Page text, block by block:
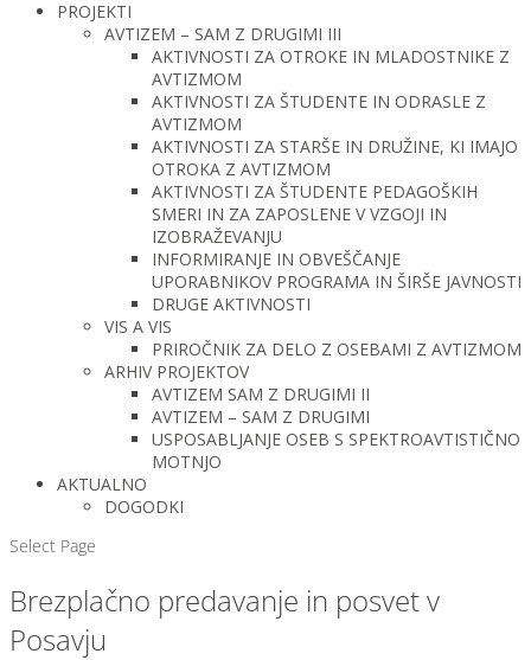
PROJEKTI
AVTIZEM – SAM Z DRUGIMI III
AKTIVNOSTI ZA OTROKE IN MLADOSTNIKE Z
AVTIZMOM
AKTIVNOSTI ZA ŠTUDENTE IN ODRASLE Z
AVTIZMOM
AKTIVNOSTI ZA STARŠE IN DRUŽINE, KI IMAJO
OTROKA Z AVTIZMOM
AKTIVNOSTI ZA ŠTUDENTE PEDAGOŠKIH
SMERI IN ZA ZAPOSLENE V VZGOJI IN
IZOBRAŽEVANJU
INFORMIRANJE IN OBVEŠČANJE
UPORABNIKOV PROGRAMA IN ŠIRŠE JAVNOSTI
DRUGE AKTIVNOSTI
VIS A VIS
PRIROČNIK ZA DELO Z OSEBAMI Z AVTIZMOM
ARHIV PROJEKTOV
AVTIZEM SAM Z DRUGIMI II
AVTIZEM – SAM Z DRUGIMI
USPOSABLJANJE OSEB S SPEKTROAVTISTIČNO
MOTNJO
AKTUALNO
DOGODKI
Select Page
Brezplačno predavanje in posvet v
Posavju